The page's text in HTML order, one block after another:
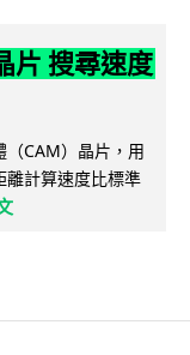
片 搜尋速度
CAM）晶片，用
離計算速度比標準